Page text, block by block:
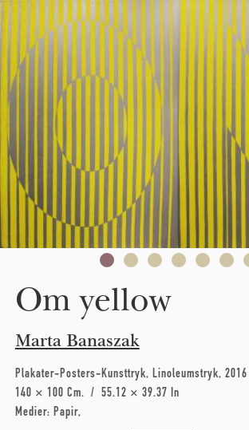
Skip to main content
Om yellow
Marta Banaszak
Plakater-Posters-Kunsttryk Linoleumstryk 2016
140 × 100 Cm
55.12 × 39.37 In
Medier: Papir